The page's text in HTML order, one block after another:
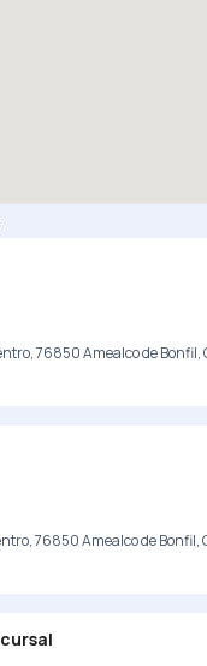
76850 Amealco de Bonfil,
76850 Amealco de Bonfil,